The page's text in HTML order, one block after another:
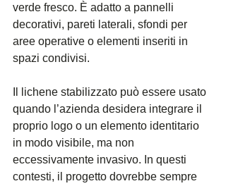
verde fresco. È adatto a pannelli
decorativi, pareti laterali, sfondi per
aree operative o elementi inseriti in
spazi condivisi.
Il lichene stabilizzato può essere usato
quando l’azienda desidera integrare il
proprio logo o un elemento identitario
in modo visibile, ma non
eccessivamente invasivo. In questi
contesti, il progetto dovrebbe sempre